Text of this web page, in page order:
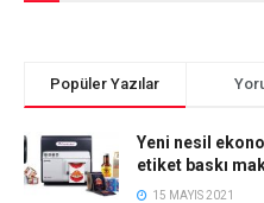
Popüler Yazılar
Yeni nesil
etiket baskı
15 MAYIS 2021